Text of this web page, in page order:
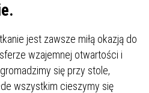
jest zawsze miłą okazją do
wzajemnej otwartości i
się przy stole,
wszystkim cieszymy się